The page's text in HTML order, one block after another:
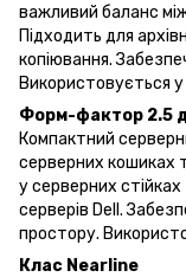
важливий баланс
Підходить для
копіювання.
Використовується
Форм-фактор 2.5
Компактний
серверних кошиках
у серверних
серверів Dell.
простору.
Клас Nearline